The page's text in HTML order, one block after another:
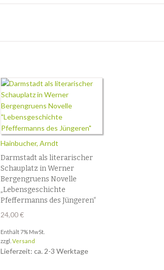
Hainbucher, Arndt
Darmstadt als literarischer
Schauplatz in Werner
Bergengruens Novelle
„Lebensgeschichte
Pfeffermanns des Jüngeren“
24,00€
Enthält 7% MwSt.
zzgl.Versand
Lieferzeit: ca. 2-3 Werktage